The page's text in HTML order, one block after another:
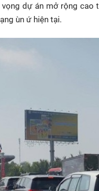
dự án mở rộng
ùn ứ hiện tại.